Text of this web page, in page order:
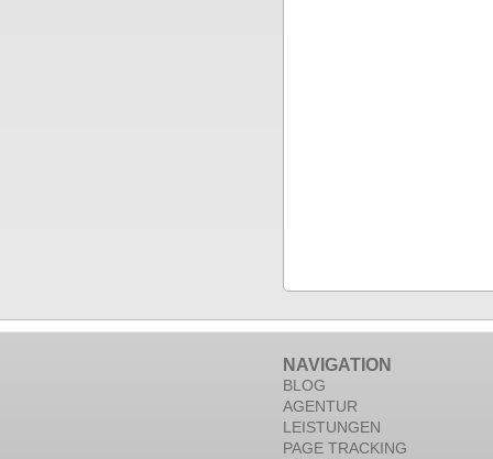
NAVIGATION
BLOG
AGENTUR
LEISTUNGEN
PAGE TRACKING